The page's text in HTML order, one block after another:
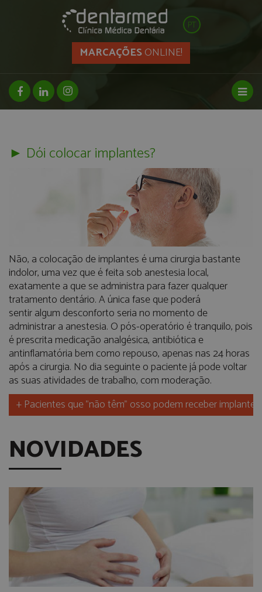
PT
MARCAÇÕESONLINE!
facebook page
linkedin pageinstagram page
► Dói colocar implantes?
Não, a colocação de implantes é uma cirurgia bastante
indolor, uma vez que é feita sob anestesia local,
exatamente a que se administra para fazer qualquer
tratamento dentário. A única fase que poderá
sentir algum desconforto seria no momento de
administrar a anestesia. O pós-operatório é tranquilo, pois
é prescrita medicação analgésica, antibiótica e
antinflamatória bem como repouso, apenas nas 24 horas
após a cirurgia. No dia seguinte o paciente já pode voltar
as suas atividades de trabalho, com moderação.
+ Pacientes que "não têm" osso podem receber
NOVIDADES